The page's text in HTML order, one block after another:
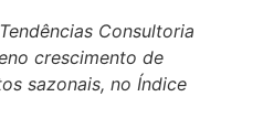
Consultoria
crescimento de
sazonais, no Índice